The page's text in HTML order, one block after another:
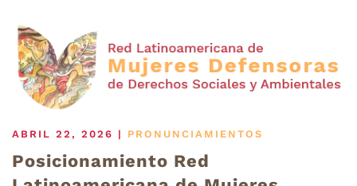
ABRIL 22, 2026 | PRONUNCIAMIENTOS
Posicionamiento Red